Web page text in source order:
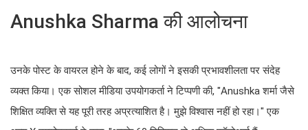
Anushka Sharma की आलोचना
उनके पोस्ट के वायरल होने के बाद, कई लोगों ने इसकी प्रभावशीलता पर संदेह
व्यक्त किया। एक सोशल मीडिया उपयोगकर्ता ने टिप्पणी की, "Anushka शर्मा जैसे
शिक्षित व्यक्ति से यह पूरी तरह अप्रत्याशित है। मुझे विश्वास नहीं हो रहा।" एक